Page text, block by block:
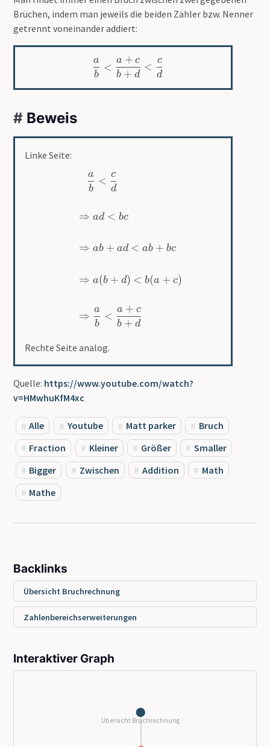
Brüchen, indem man jeweils die beiden Zähler bzw. Nenner
getrennt voneinander addiert:
b
a
<
b + d
a + c
<
d
c
# Beweis
Linke Seite:
b
a
<
d
c
⇒ ad < bc
⇒ ab + ad < ab + bc
⇒ a(b + d) < b(a + c)
⇒
b
a
<
b + d
a + c
Rechte Seite analog.
Quelle: https://www.youtube.com/watch?
v=HMwhuKfM4xc
Alle Youtube Matt parker
Bruch
Fraction
Kleiner Größer
Smaller
Bigger
Zwischen Addition
Math
Mathe
Backlinks
Übersicht Bruchrechnung
Zahlenbereichserweiterungen
Interaktiver Graph
Übersicht Bruchrechnung